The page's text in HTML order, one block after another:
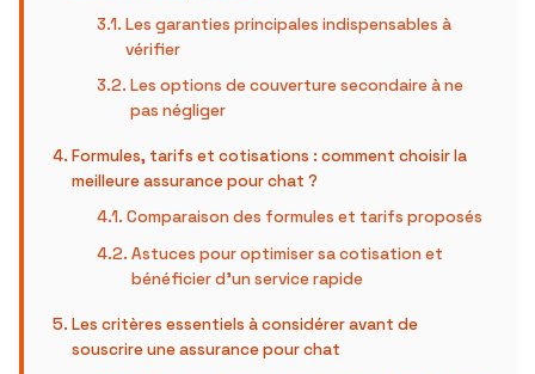
Les garanties principales indispensables à
vérifier
Les options de couverture secondaire à ne
pas négliger
Formules, tarifs et cotisations : comment choisir la
meilleure assurance pour chat ?
Comparaison des formules et tarifs proposés
Astuces pour optimiser sa cotisation et
bénéficier d’un service rapide
Les critères essentiels à considérer avant de
souscrire une assurance pour chat